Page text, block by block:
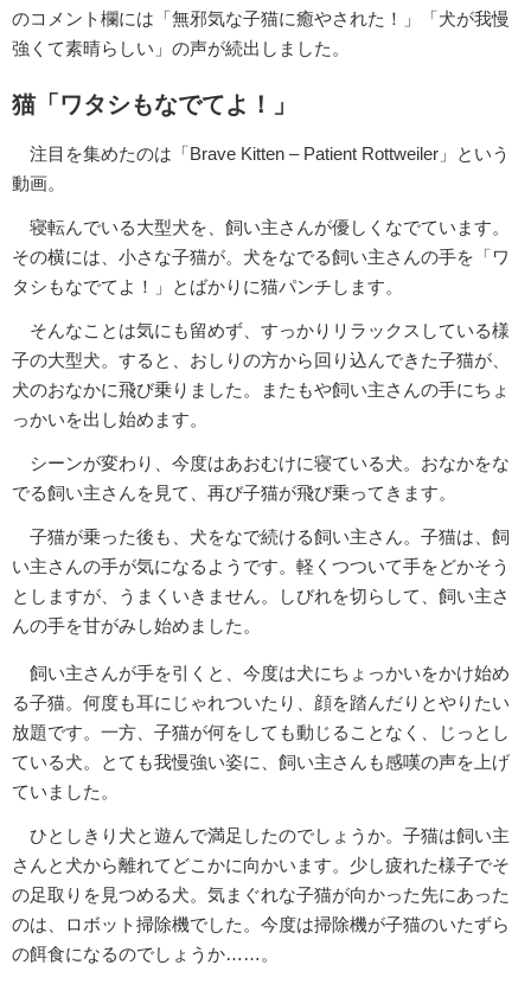
のコメント欄には「無邪気な子猫に癒やされた！」「犬が我慢
強くて素晴らしい」の声が続出しました。
猫「ワタシもなでてよ！」
注目を集めたのは「Brave Kitten – Patient Rottweiler」という
動画。
寝転んでいる大型犬を、飼い主さんが優しくなでています。
その横には、小さな子猫が。犬をなでる飼い主さんの手を「ワ
タシもなでてよ！」とばかりに猫パンチします。
そんなことは気にも留めず、すっかりリラックスしている様
子の大型犬。すると、おしりの方から回り込んできた子猫が、
犬のおなかに飛び乗りました。またもや飼い主さんの手にちょ
っかいを出し始めます。
シーンが変わり、今度はあおむけに寝ている犬。おなかをな
でる飼い主さんを見て、再び子猫が飛び乗ってきます。
子猫が乗った後も、犬をなで続ける飼い主さん。子猫は、飼
い主さんの手が気になるようです。軽くつついて手をどかそう
としますが、うまくいきません。しびれを切らして、飼い主さ
んの手を甘がみし始めました。
飼い主さんが手を引くと、今度は犬にちょっかいをかけ始め
る子猫。何度も耳にじゃれついたり、顔を踏んだりとやりたい
放題です。一方、子猫が何をしても動じることなく、じっとし
ている犬。とても我慢強い姿に、飼い主さんも感嘆の声を上げ
ていました。
ひとしきり犬と遊んで満足したのでしょうか。子猫は飼い主
さんと犬から離れてどこかに向かいます。少し疲れた様子でそ
の足取りを見つめる犬。気まぐれな子猫が向かった先にあった
のは、ロボット掃除機でした。今度は掃除機が子猫のいたずら
の餌食になるのでしょうか……。